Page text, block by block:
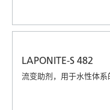
LAPONITE-S 482
流变助剂，用于水性体